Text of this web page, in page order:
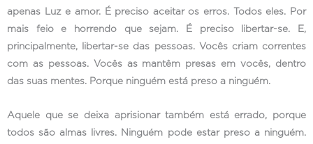
apenas Luz e amor. É preciso aceitar os erros. Todos eles. Por
mais feio e horrendo que sejam. É preciso libertar-se. E,
principalmente, libertar-se das pessoas. Vocês criam correntes
com as pessoas. Vocês as mantêm presas em vocês, dentro
das suas mentes. Porque ninguém está preso a ninguém.
Aquele que se deixa aprisionar também está errado, porque
todos são almas livres. Ninguém pode estar preso a ninguém.